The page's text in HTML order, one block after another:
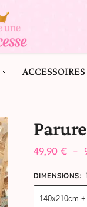
ACCESSOIRES
49,90 € –
DIMENSIONS:
140x210cm